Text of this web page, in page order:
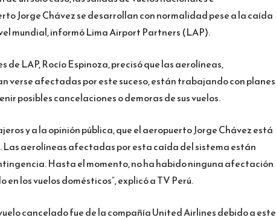
Jorge Chávez se desarrollan con normalidad pese a la caída
mundial, informó Lima Airport Partners (LAP).
de LAP, Rocío Espinoza, precisó que las aerolíneas,
verse afectadas por este suceso, están trabajando con planes
posibles cancelaciones o demoras de sus vuelos.
y a la opinión pública, que el aeropuerto Jorge Chávez está
aerolíneas afectadas por esta caída del sistema están
Hasta el momento, no ha habido ninguna afectación
en los vuelos domésticos”, explicó a TV Perú.
cancelado fue de la compañía United Airlines debido a este